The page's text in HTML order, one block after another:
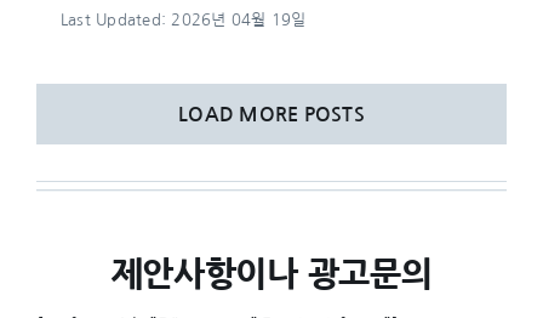
Last Updated: 2026년 04월 19일
LOAD MORE POSTS
제안사항이나 광고문의